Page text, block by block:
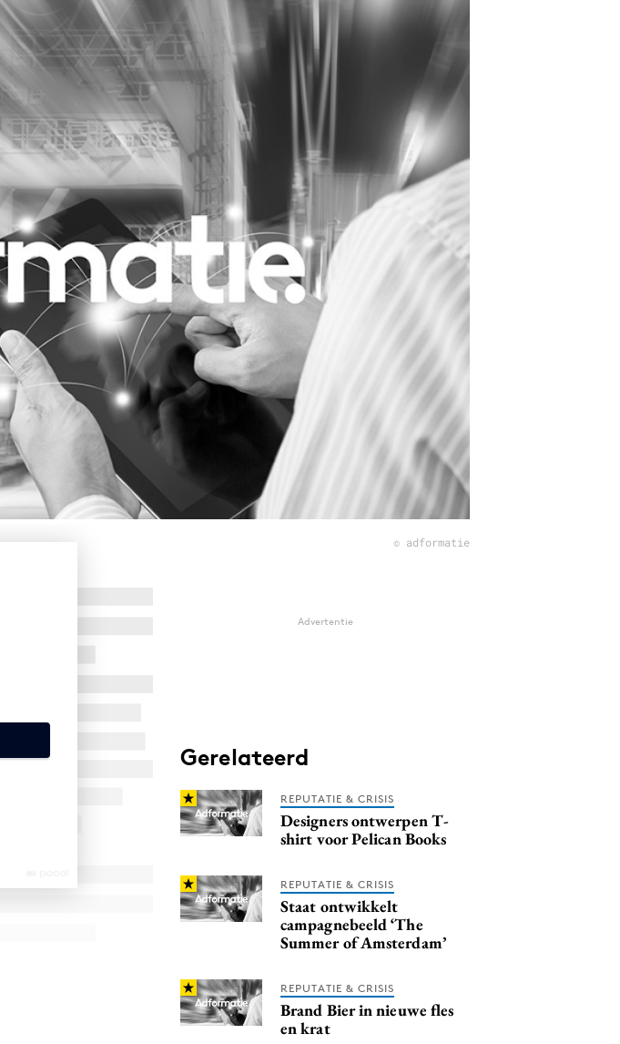
Purpose Marketing
Reputatie & crisis
© adformatie
Advertentie
Gerelateerd
REPUTATIE & CRISIS
Designers ontwerpen T-
shirt voor Pelican Books
REPUTATIE & CRISIS
Staat ontwikkelt
campagnebeeld ‘The
Summer of Amsterdam’
REPUTATIE & CRISIS
Brand Bier in nieuwe fles
en krat